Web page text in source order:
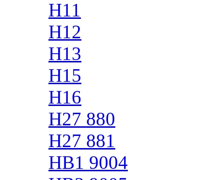
H11
H12
H13
H15
H16
H27 880
H27 881
HB1 9004